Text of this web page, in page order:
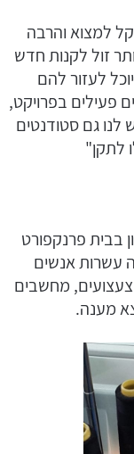
למצוא והרבה
זול לקנות חדש
לעזור להם
. יש לנו 8 מתנדבים פעילים בפרויקט,
לנו גם סטודנטים
לתקן"
בבית פרנקפורט
עשרות אנשים
צעצועים, מחשבים
מענה.